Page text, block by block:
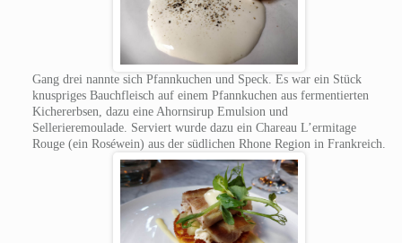
Gang drei nannte sich Pfannkuchen und Speck. Es war ein Stück
knuspriges Bauchfleisch auf einem Pfannkuchen aus fermentierten
Kichererbsen, dazu eine Ahornsirup Emulsion und
Sellerieremoulade. Serviert wurde dazu ein Chareau L’ermitage
Rouge (ein Roséwein) aus der südlichen Rhone Region in Frankreich.